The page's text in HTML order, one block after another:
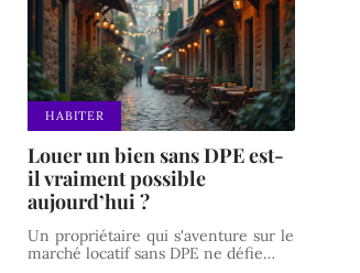
HABITER
Louer un bien sans DPE est-
il vraiment possible
aujourd’hui ?
Un propriétaire qui s'aventure sur le
marché locatif sans DPE ne défie…